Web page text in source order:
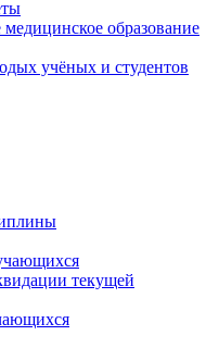
образование
учёных и студентов
текущей